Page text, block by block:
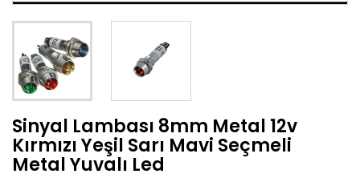
Sinyal Lambası 8mm Metal 12v
Kırmızı Yeşil Sarı Mavi Seçmeli
Metal Yuvalı Led